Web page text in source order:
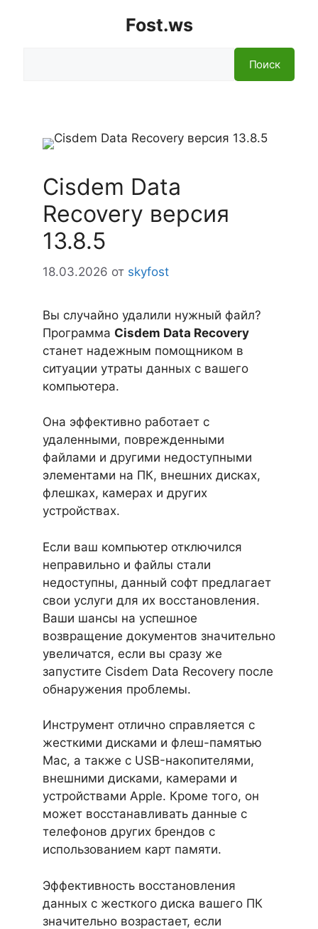
Fost.ws
Поиск
Cisdem Data
Recovery версия
13.8.5
18.03.2026 от skyfost
Вы случайно удалили нужный файл?
Программа Cisdem Data Recovery
станет надежным помощником в
ситуации утраты данных с вашего
компьютера.
Она эффективно работает с
удаленными, поврежденными
файлами и другими недоступными
элементами на ПК, внешних дисках,
флешках, камерах и других
устройствах.
Если ваш компьютер отключился
неправильно и файлы стали
недоступны, данный софт предлагает
свои услуги для их восстановления.
Ваши шансы на успешное
возвращение документов значительно
увеличатся, если вы сразу же
запустите Cisdem Data Recovery после
обнаружения проблемы.
Инструмент отлично справляется с
жесткими дисками и флеш-памятью
Mac, а также с USB-накопителями,
внешними дисками, камерами и
устройствами Apple. Кроме того, он
может восстанавливать данные с
телефонов других брендов с
использованием карт памяти.
Эффективность восстановления
данных с жесткого диска вашего ПК
значительно возрастает, если